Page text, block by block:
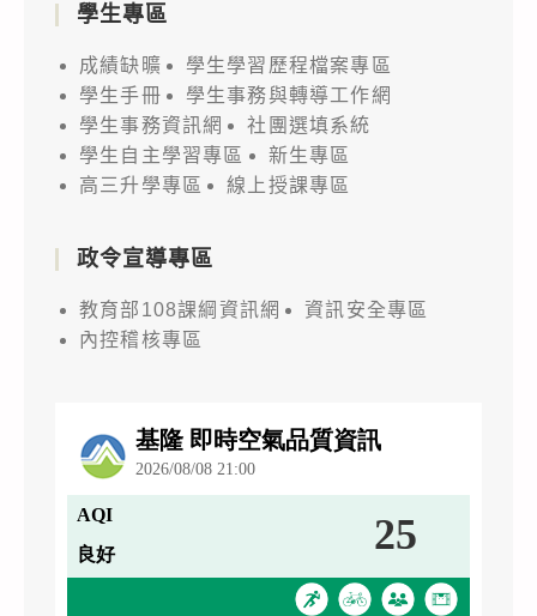
學生專區
成績缺曠
學生學習歷程檔案專區
學生手冊
學生事務與轉導工作網
學生事務資訊網
社團選填系統
學生自主學習專區
新生專區
高三升學專區
線上授課專區
政令宣導專區
教育部108課綱資訊網
資訊安全專區
內控稽核專區